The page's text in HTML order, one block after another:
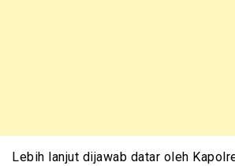
Lebih lanjut dijawab datar oleh